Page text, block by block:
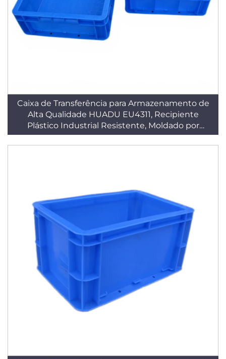
Caixa de Transferência para Armazenamento de
Alta Qualidade HUADU EU4311, Recipiente
Plástico Industrial Resistente, Moldado por
Injeção em PP